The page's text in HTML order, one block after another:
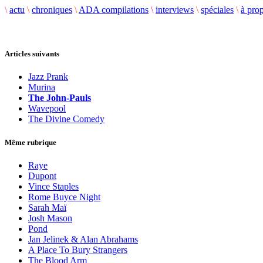
\ actu \ chroniques \ ADA compilations \ interviews \ spéciales \ à
Articles suivants
Jazz Prank
Murina
The John-Pauls
Wavepool
The Divine Comedy
Même rubrique
Raye
Dupont
Vince Staples
Rome Buyce Night
Sarah Maï
Josh Mason
Pond
Jan Jelinek & Alan Abrahams
A Place To Bury Strangers
The Blood Arm